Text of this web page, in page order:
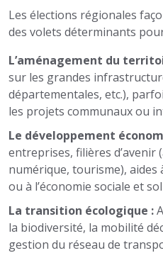
Les élections régionales
des volets déterminants
L’aménagement du
sur les grandes
départementales, etc.),
les projets communaux ou
Le développement
entreprises, filières d’avenir
numérique, tourisme),
ou à l’économie sociale et
La transition écologique :
la biodiversité, la mobilité
gestion du réseau de